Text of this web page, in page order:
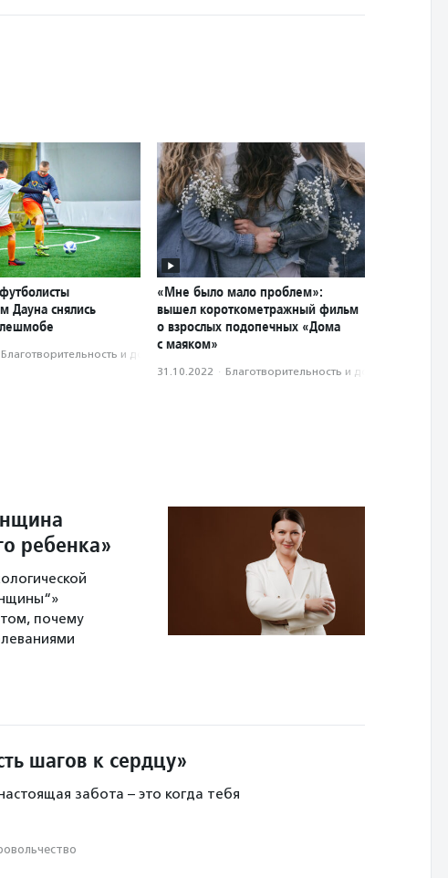
Дауна снялись
Благотвори­тель­ность и доброволь­чест­во
«Мне было мало проблем»:
вышел короткометражный фильм
о взрослых подопечных «Дома
с маяком»
31.10.2022 · Благотвори­тель­ность и доброволь­чест­во
ребенка»
почему
шагов к сердцу»
забота – это когда тебя